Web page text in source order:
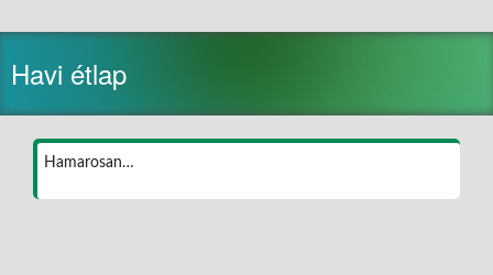
Havi étlap
Hamarosan…